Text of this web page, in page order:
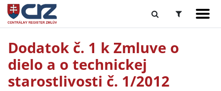
Dodatok č. 1 k Zmluve o
dielo a o technickej
starostlivosti č. 1/2012